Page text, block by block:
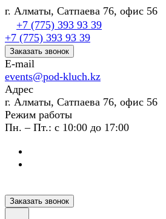
г. Алматы, Сатпаева 76, офис 56
+7 (775) 393 93 39
+7 (775) 393 93 39
Заказать звонок
E-mail
events@pod-kluch.kz
Адрес
г. Алматы, Сатпаева 76, офис 56
Режим работы
Пн. – Пт.: с 10:00 до 17:00
Заказать звонок